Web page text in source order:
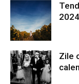
2024
Zile